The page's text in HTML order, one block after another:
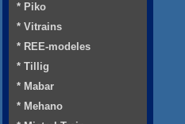
* Piko
* Vitrains
* REE-modeles
* Tillig
* Mabar
* Mehano